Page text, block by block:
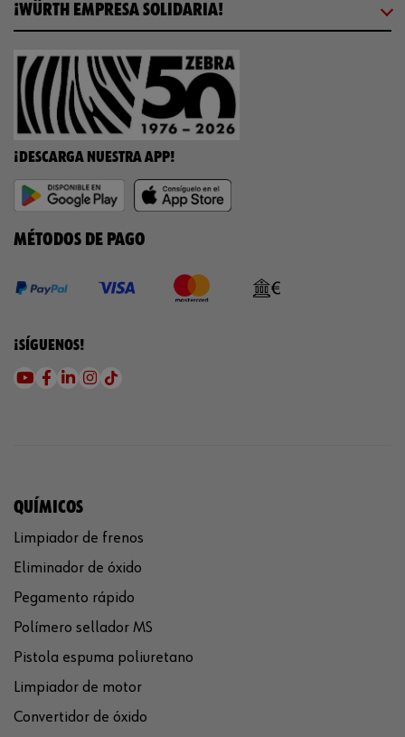
¡WÜRTH EMPRESA SOLIDARIA!
¡DESCARGA NUESTRA APP!
MÉTODOS DE PAGO
¡SÍGUENOS!
QUÍMICOS
Limpiador de frenos
Eliminador de óxido
Pegamento rápido
Polímero sellador MS
Pistola espuma poliuretano
Limpiador de motor
Convertidor de óxido